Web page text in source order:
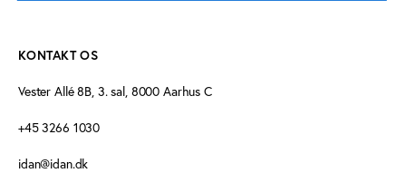
KONTAKT OS
Vester Allé 8B, 3. sal, 8000 Aarhus C
+45 3266 1030
idan@idan.dk